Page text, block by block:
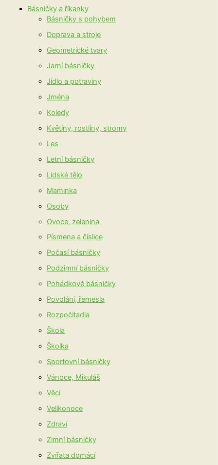
Básničky a říkanky
Básničky s pohybem
Doprava a stroje
Geometrické tvary
Jarní básničky
Jídlo a potraviny
Jména
Koledy
Květiny, rostliny, stromy
Les
Letní básničky
Lidské tělo
Maminka
Osoby
Ovoce, zelenina
Písmena a číslice
Počasí básničky
Podzimní básničky
Pohádkové básničky
Povolání, řemesla
Rozpočítadla
Škola
Školka
Sportovní básničky
Vánoce, Mikuláš
Věci
Velikonoce
Zdraví
Zimní básničky
Zvířata domácí